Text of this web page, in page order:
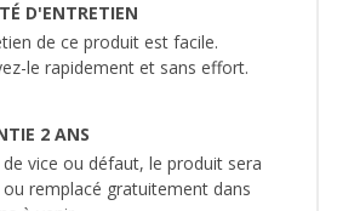
D'ENTRETIEN
de ce produit est facile.
le rapidement et sans effort.
2 ANS
de vice ou défaut, le produit sera
remplacé gratuitement dans